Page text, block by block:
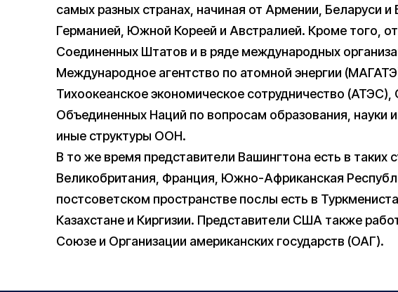
самых разных странах, начиная от Армении, Беларуси и
Германией, Южной Кореей и Австралией. Кроме того,
Соединенных Штатов и в ряде международных
Международное агентство по атомной энергии
Тихоокеанское экономическое сотрудничество (АТЭС),
Объединенных Наций по вопросам образования, науки
иные структуры ООН.
В то же время представители Вашингтона есть в таких
Великобритания, Франция, Южно-Африканская
постсоветском пространстве послы есть в
Казахстане и Киргизии. Представители США также
Союзе и Организации американских государств (ОАГ).